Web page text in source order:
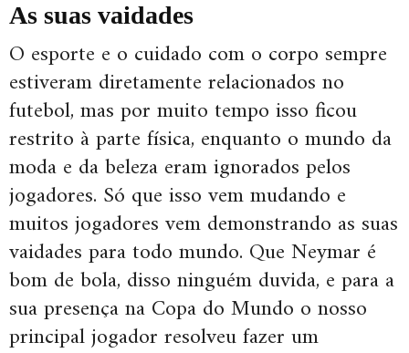
As suas vaidades
O esporte e o cuidado com o corpo sempre
estiveram diretamente relacionados no
futebol, mas por muito tempo isso ficou
restrito à parte física, enquanto o mundo da
moda e da beleza eram ignorados pelos
jogadores. Só que isso vem mudando e
muitos jogadores vem demonstrando as suas
vaidades para todo mundo. Que Neymar é
bom de bola, disso ninguém duvida, e para a
sua presença na Copa do Mundo o nosso
principal jogador resolveu fazer um